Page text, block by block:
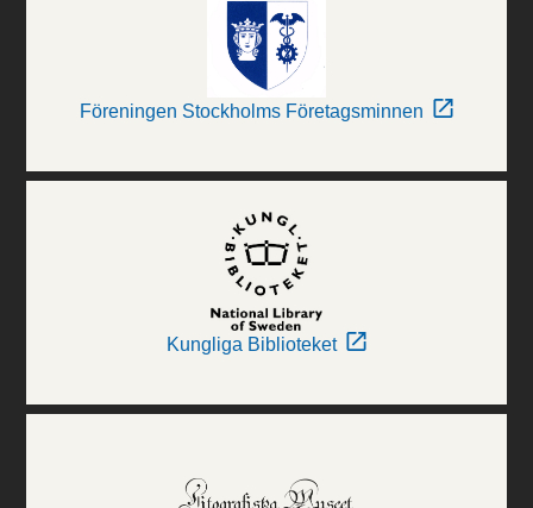
Föreningen Stockholms Företagsminnen
Kungliga Biblioteket